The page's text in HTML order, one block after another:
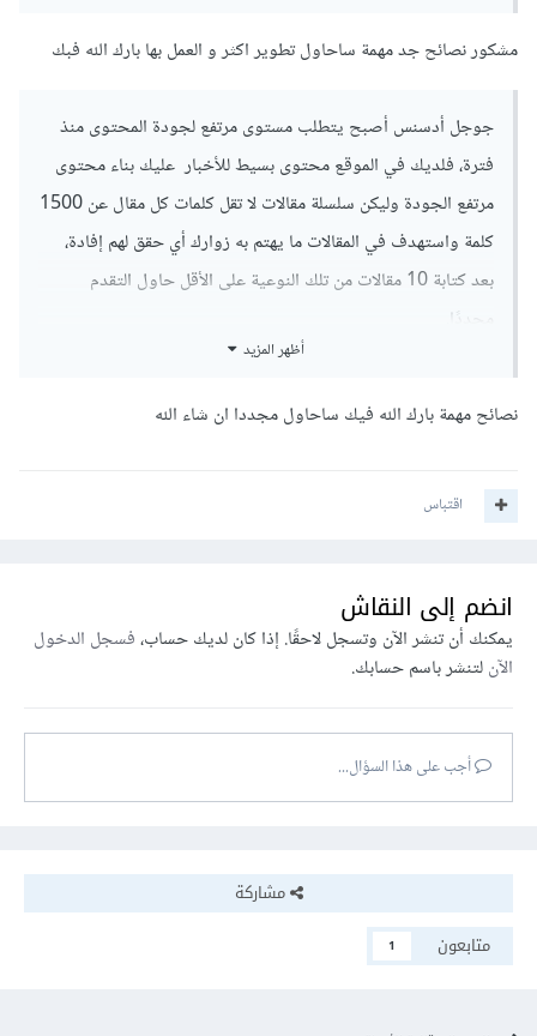
"من نحن"، "اتصل بنا"، و"سياسة الخصوصية". ستساعدك
هذه الصفحات في تعزيز مصداقية موقعك.
يمكنك ايضا اضافة بعض المميزات لموقعك
أضف منتديات أو أقسام تعليقات لتشجيع التفاعل بين الزوار.
أضف أدوات مثل استطلاعات الرأي أو اختبارات المعرفة
مشكور نصائح جد مهمة ساحاول تطوير اكثر و العمل بها بارك الله فبك
جوجل أدسنس أصبح يتطلب مستوى مرتفع لجودة المحتوى منذ
فترة، فلديك في الموقع محتوى بسيط للأخبار عليك بناء محتوى
مرتفع الجودة وليكن سلسلة مقالات لا تقل كلمات كل مقال عن 1500
كلمة واستهدف في المقالات ما يهتم به زوارك أي حقق لهم إفادة،
بعد كتابة 10 مقالات من تلك النوعية على الأقل حاول التقدم
موضوع بشكل شامل أو بها مواضيع تندرج تحت موضوع معين،
المقالات مساعدة لها.
معين في مقالاتك ذلك سيزيد من جودة المحتوى.
واهتم بالصور والوسائط الأخرى في المقالات، وقم بالربط بينهم أي
إنشاء روابط داخلية.
أظهر المزيد
نصائح مهمة بارك الله فيك ساحاول مجددا ان شاء الله
اقتباس
انضم إلى النقاش
يمكنك أن تنشر الآن وتسجل لاحقًا. إذا كان لديك حساب،فسجل الدخول
الآنلتنشر باسم حسابك.
أجب على هذا السؤال...
مشاركة
متابعون
1